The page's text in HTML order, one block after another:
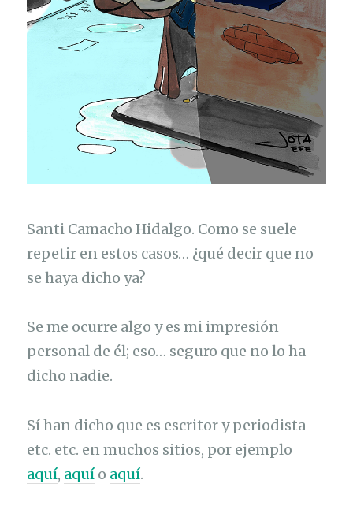
a
h
s
t
o
i
.
»
Santi Camacho Hidalgo. Como se suele
repetir en estos casos… ¿qué decir que no
se haya dicho ya?
Se me ocurre algo y es mi impresión
personal de él; eso… seguro que no lo ha
dicho nadie.
Sí han dicho que es escritor y periodista
etc. etc. en muchos sitios, por ejemplo
aquí, aquí o aquí.